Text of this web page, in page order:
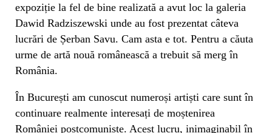
expoziție la fel de bine realizată a avut loc la galeria
Dawid Radziszewski unde au fost prezentat câteva
lucrări de Șerban Savu. Cam asta e tot. Pentru a căuta
urme de artă nouă românească a trebuit să merg în
România.
În București am cunoscut numeroși artiști care sunt în
continuare realmente interesați de moștenirea
României postcomuniste. Acest lucru, inimaginabil în